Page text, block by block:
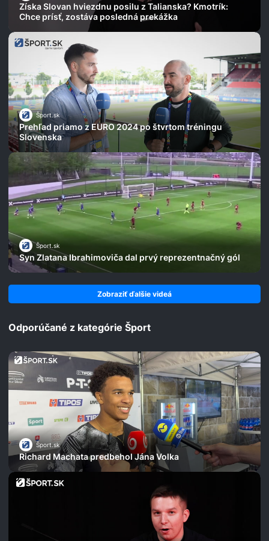
Získa Slovan hviezdnu posilu z Talianska? Kmotrík:
Chce prísť, zostáva posledná prekážka
Šport.sk
Prehľad priamo z EURO 2024 po štvrtom tréningu
Slovenska
Šport.sk
Syn Zlatana Ibrahimoviča dal prvý reprezentnačný gól
Zobraziť ďalšie videá
Odporúčané z kategórie Šport
Šport.sk
Richard Machata predbehol Jána Volka